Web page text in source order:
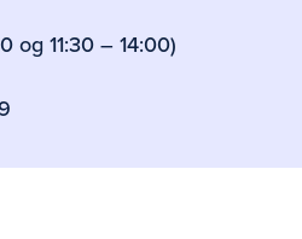
og 11:30 – 14:00)